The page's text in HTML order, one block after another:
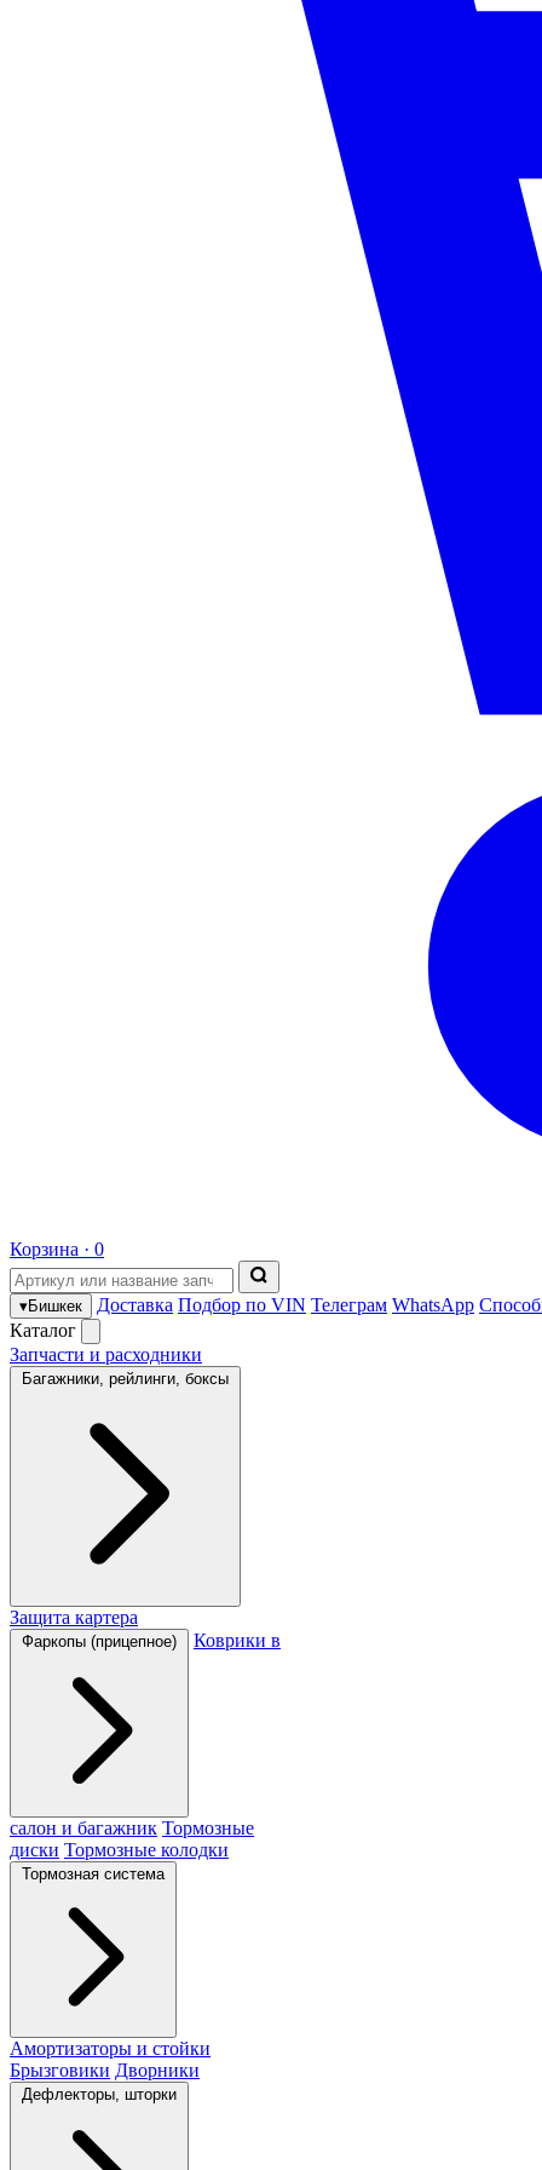
Корзина · 0
▾Бишкек Доставка Подбор по VIN Телеграм WhatsApp
Каталог
Запчасти и расходники
Багажники, рейлинги, боксы
Защита картера
Фаркопы (прицепное) Коврики в
салон и багажник Тормозные
диски Тормозные колодки
Тормозная система
Амортизаторы и стойки
Брызговики Дворники
Дефлекторы, шторки